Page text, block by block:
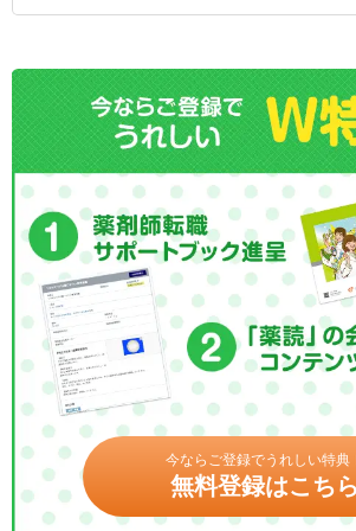
今ならご登録でうれしい特典
無料登録はこちら